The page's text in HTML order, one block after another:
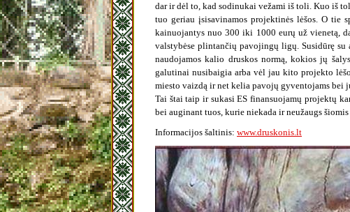
dar ir dėl to, kad sodinukai vežami iš toli. Kuo iš
tuo geriau įsisavinamos projektinės lėšos. O tie
kainuojantys nuo 300 iki 1000 eurų už vienetą,
valstybėse plintančių pavojingų ligų. Susidūrę
naudojamos kalio druskos normą, kokios jų
galutinai nusibaigia arba vėl jau kito projekto
miesto vaizdą ir net kelia pavojų gyventojams bei
Tai štai taip ir sukasi ES finansuojamų projektų
bei auginant tuos, kurie niekada ir neužaugs
Informacijos šaltinis: www.druskonis.lt